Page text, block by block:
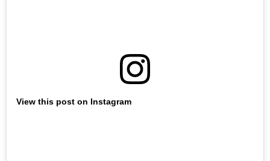
View this post on Instagram